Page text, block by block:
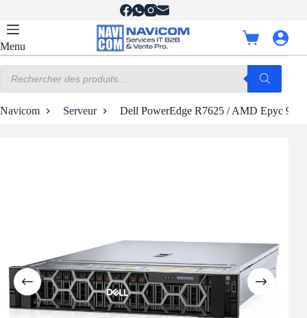
contenu
Menu
Panier
d’achat
produits
Navicom Serveur Dell PowerEdge R7625 / AMD Epyc